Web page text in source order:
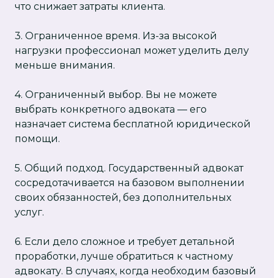
что снижает затраты клиента.
3. Ограниченное время. Из-за высокой
нагрузки профессионал может уделить делу
меньше внимания.
4. Ограниченный выбор. Вы не можете
выбрать конкретного адвоката — его
назначает система бесплатной юридической
помощи.
5. Общий подход. Государственный адвокат
сосредотачивается на базовом выполнении
своих обязанностей, без дополнительных
услуг.
6. Если дело сложное и требует детальной
проработки, лучше обратиться к частному
адвокату. В случаях, когда необходим базовый